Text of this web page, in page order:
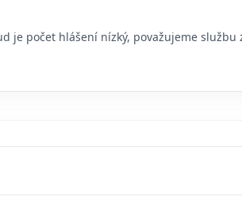
je počet hlášení nízký, považujeme službu